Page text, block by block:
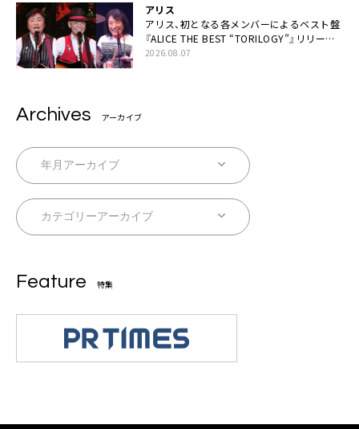
アリス
アリス、初となる各メンバーによるベスト盤
『ALICE THE BEST “TORILOGY”』リリース
決定
2026.08.07
Archives アーカイブ
Feature 特集